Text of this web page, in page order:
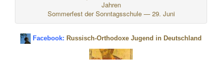
Jahren
Sommerfest der Sonntagsschule — 29. Juni
Facebook: Russisch-Orthodoxe Jugend in Deutschland